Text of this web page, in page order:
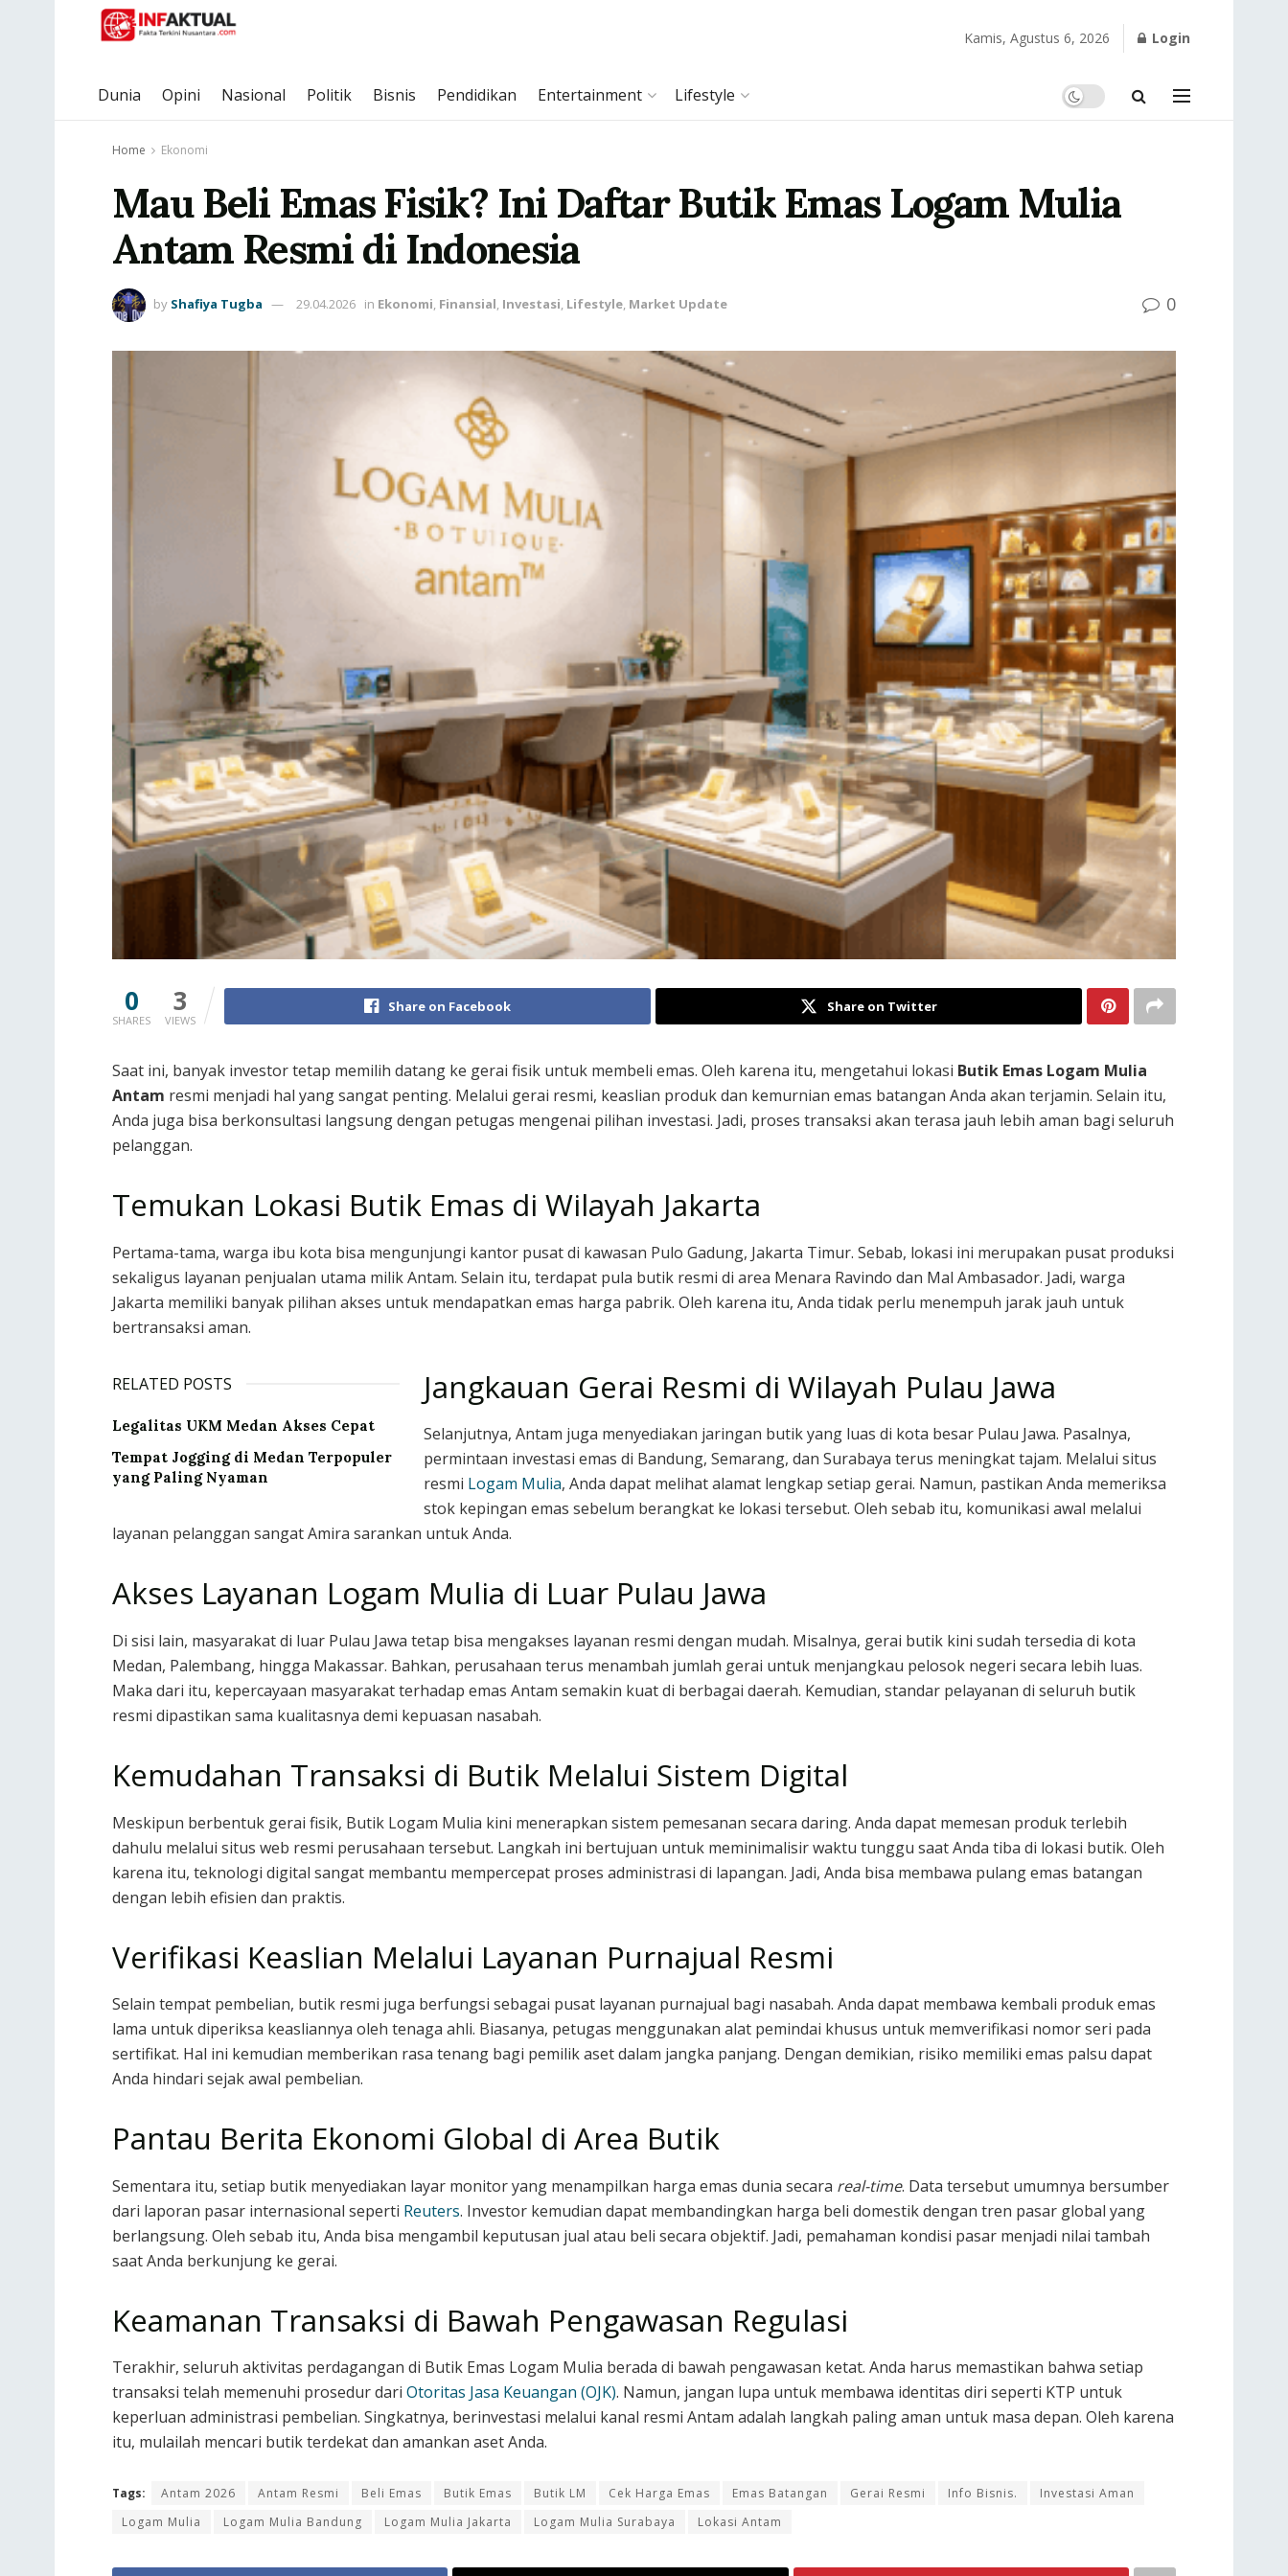
Kamis, Agustus 6, 2026 Login
Dunia Opini Nasional Politik Bisnis Pendidikan Entertainment Lifestyle
Home Ekonomi
Mau Beli Emas Fisik? Ini Daftar Butik Emas Logam Mulia
Antam Resmi di Indonesia
by Shafiya Tugba 29.04.2026 in Ekonomi, Finansial, Investasi, Lifestyle, Market Update 0
0
SHARES
3
VIEWS
Share on Facebook Share on Twitter
Saat ini, banyak investor tetap memilih datang ke gerai fisik untuk membeli emas. Oleh karena itu, mengetahui lokasi Butik Emas Logam Mulia
Antam resmi menjadi hal yang sangat penting. Melalui gerai resmi, keaslian produk dan kemurnian emas batangan Anda akan terjamin. Selain itu,
Anda juga bisa berkonsultasi langsung dengan petugas mengenai pilihan investasi. Jadi, proses transaksi akan terasa jauh lebih aman bagi seluruh
pelanggan.
Temukan Lokasi Butik Emas di Wilayah Jakarta
Pertama-tama, warga ibu kota bisa mengunjungi kantor pusat di kawasan Pulo Gadung, Jakarta Timur. Sebab, lokasi ini merupakan pusat produksi
sekaligus layanan penjualan utama milik Antam. Selain itu, terdapat pula butik resmi di area Menara Ravindo dan Mal Ambasador. Jadi, warga
Jakarta memiliki banyak pilihan akses untuk mendapatkan emas harga pabrik. Oleh karena itu, Anda tidak perlu menempuh jarak jauh untuk
bertransaksi aman.
RELATED POSTS
Legalitas UKM Medan Akses Cepat
Tempat Jogging di Medan Terpopuler
yang Paling Nyaman
Jangkauan Gerai Resmi di Wilayah Pulau Jawa
Selanjutnya, Antam juga menyediakan jaringan butik yang luas di kota besar Pulau Jawa. Pasalnya,
permintaan investasi emas di Bandung, Semarang, dan Surabaya terus meningkat tajam. Melalui situs
resmi Logam Mulia, Anda dapat melihat alamat lengkap setiap gerai. Namun, pastikan Anda memeriksa
stok kepingan emas sebelum berangkat ke lokasi tersebut. Oleh sebab itu, komunikasi awal melalui
layanan pelanggan sangat Amira sarankan untuk Anda.
Akses Layanan Logam Mulia di Luar Pulau Jawa
Di sisi lain, masyarakat di luar Pulau Jawa tetap bisa mengakses layanan resmi dengan mudah. Misalnya, gerai butik kini sudah tersedia di kota
Medan, Palembang, hingga Makassar. Bahkan, perusahaan terus menambah jumlah gerai untuk menjangkau pelosok negeri secara lebih luas.
Maka dari itu, kepercayaan masyarakat terhadap emas Antam semakin kuat di berbagai daerah. Kemudian, standar pelayanan di seluruh butik
resmi dipastikan sama kualitasnya demi kepuasan nasabah.
Kemudahan Transaksi di Butik Melalui Sistem Digital
Meskipun berbentuk gerai fisik, Butik Logam Mulia kini menerapkan sistem pemesanan secara daring. Anda dapat memesan produk terlebih
dahulu melalui situs web resmi perusahaan tersebut. Langkah ini bertujuan untuk meminimalisir waktu tunggu saat Anda tiba di lokasi butik. Oleh
karena itu, teknologi digital sangat membantu mempercepat proses administrasi di lapangan. Jadi, Anda bisa membawa pulang emas batangan
dengan lebih efisien dan praktis.
Verifikasi Keaslian Melalui Layanan Purnajual Resmi
Selain tempat pembelian, butik resmi juga berfungsi sebagai pusat layanan purnajual bagi nasabah. Anda dapat membawa kembali produk emas
lama untuk diperiksa keasliannya oleh tenaga ahli. Biasanya, petugas menggunakan alat pemindai khusus untuk memverifikasi nomor seri pada
sertifikat. Hal ini kemudian memberikan rasa tenang bagi pemilik aset dalam jangka panjang. Dengan demikian, risiko memiliki emas palsu dapat
Anda hindari sejak awal pembelian.
Pantau Berita Ekonomi Global di Area Butik
Sementara itu, setiap butik menyediakan layar monitor yang menampilkan harga emas dunia secara real-time. Data tersebut umumnya bersumber
dari laporan pasar internasional seperti Reuters. Investor kemudian dapat membandingkan harga beli domestik dengan tren pasar global yang
berlangsung. Oleh sebab itu, Anda bisa mengambil keputusan jual atau beli secara objektif. Jadi, pemahaman kondisi pasar menjadi nilai tambah
saat Anda berkunjung ke gerai.
Keamanan Transaksi di Bawah Pengawasan Regulasi
Terakhir, seluruh aktivitas perdagangan di Butik Emas Logam Mulia berada di bawah pengawasan ketat. Anda harus memastikan bahwa setiap
transaksi telah memenuhi prosedur dari Otoritas Jasa Keuangan (OJK). Namun, jangan lupa untuk membawa identitas diri seperti KTP untuk
keperluan administrasi pembelian. Singkatnya, berinvestasi melalui kanal resmi Antam adalah langkah paling aman untuk masa depan. Oleh karena
itu, mulailah mencari butik terdekat dan amankan aset Anda.
Tags: Antam 2026 Antam Resmi Beli Emas Butik Emas Butik LM Cek Harga Emas Emas Batangan Gerai Resmi Info Bisnis.
Investasi Aman
Logam Mulia
Logam Mulia Bandung Logam Mulia Jakarta Logam Mulia Surabaya Lokasi Antam